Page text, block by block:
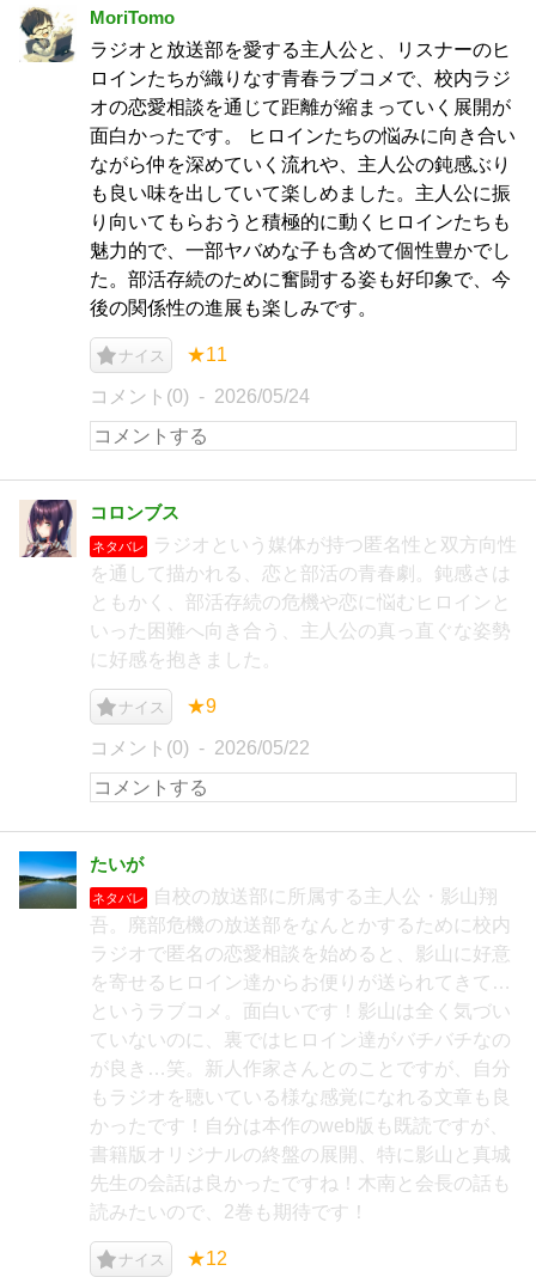
MoriTomo
ラジオと放送部を愛する主人公と、リスナーのヒ
ロインたちが織りなす青春ラブコメで、校内ラジ
オの恋愛相談を通じて距離が縮まっていく展開が
面白かったです。 ヒロインたちの悩みに向き合い
ながら仲を深めていく流れや、主人公の鈍感ぶり
も良い味を出していて楽しめました。主人公に振
り向いてもらおうと積極的に動くヒロインたちも
魅力的で、一部ヤバめな子も含めて個性豊かでし
た。部活存続のために奮闘する姿も好印象で、今
後の関係性の進展も楽しみです。
ナイス ★11
コメント(0) 2026/05/24
コロンブス
ネタバレ
ラジオという媒体が持つ匿名性と双方向性
を通して描かれる、恋と部活の青春劇。鈍感さは
ともかく、部活存続の危機や恋に悩むヒロインと
いった困難へ向き合う、主人公の真っ直ぐな姿勢
に好感を抱きました。
ナイス ★9
コメント(0) 2026/05/22
たいが
ネタバレ
自校の放送部に所属する主人公・影山翔
吾。廃部危機の放送部をなんとかするために校内
ラジオで匿名の恋愛相談を始めると、影山に好意
を寄せるヒロイン達からお便りが送られてきて…
というラブコメ。面白いです！影山は全く気づい
ていないのに、裏ではヒロイン達がバチバチなの
が良き…笑。新人作家さんとのことですが、自分
もラジオを聴いている様な感覚になれる文章も良
かったです！自分は本作のweb版も既読ですが、
書籍版オリジナルの終盤の展開、特に影山と真城
先生の会話は良かったですね！木南と会長の話も
読みたいので、2巻も期待です！
ナイス ★12